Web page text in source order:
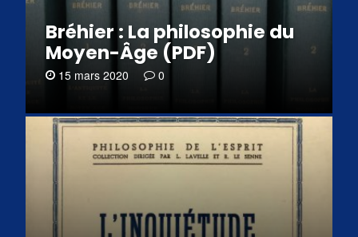
Bréhier : La philosophie du
Moyen-Âge (PDF)
15 mars 2020 0